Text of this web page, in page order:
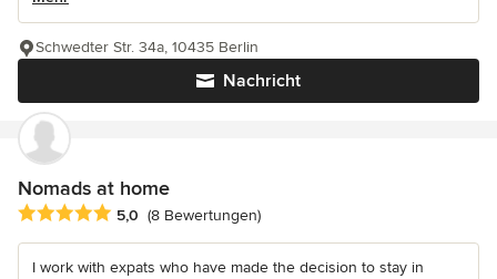
Nachricht
Schwedter Str. 34a, 10435 Berlin
Nomads at home
Durchschnittliche Bewertung: 5 von 5 Sternen
5,0 (8 Bewertungen)
I work with expats who have made the decision to stay in